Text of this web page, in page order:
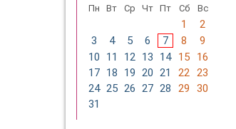
Пн Вт Ср Чт Пт Сб Вс
1
2
3
4 5 6 7 8
9
10
11 12 13 14 15
16
17 18 19 20 21 22 23
24 25 26 27 28 29
30
31